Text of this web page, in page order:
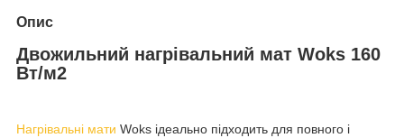
Опис
Двожильний нагрівальний мат Woks 160
Вт/м2
Нагрівальні мати Woks ідеально підходить для повного і